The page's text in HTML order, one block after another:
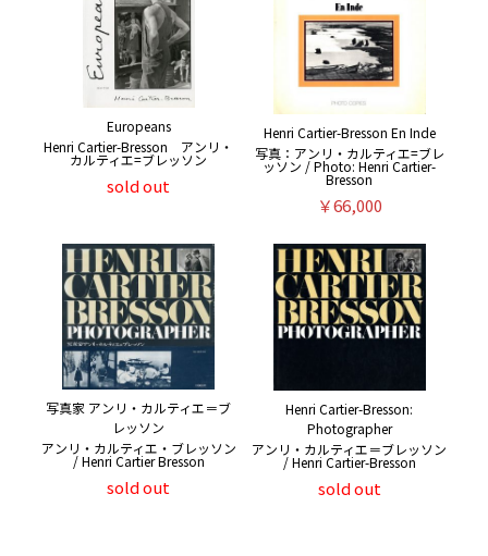
Europeans
Henri Cartier-Bresson アンリ・
カルティエ=ブレッソン
sold out
Henri Cartier-Bresson En Inde
写真：アンリ・カルティエ=ブレ
ッソン / Photo: Henri Cartier-
Bresson
￥66,000
写真家 アンリ・カルティエ＝ブ
レッソン
アンリ・カルティエ・ブレッソン
/ Henri Cartier Bresson
sold out
Henri Cartier-Bresson:
Photographer
アンリ・カルティエ＝ブレッソン
/ Henri Cartier-Bresson
sold out